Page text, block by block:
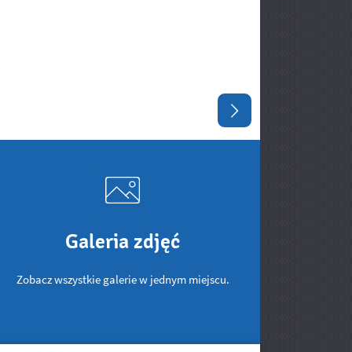
Następny slajd
Galeria zdjęć
Zobacz wszystkie galerie w jednym miejscu.